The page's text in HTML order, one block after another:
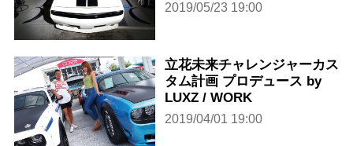
2019/05/23 19:00
立花未来チャレンジャーカス
タム計画 プロデュース by
LUXZ / WORK
2019/04/01 19:00